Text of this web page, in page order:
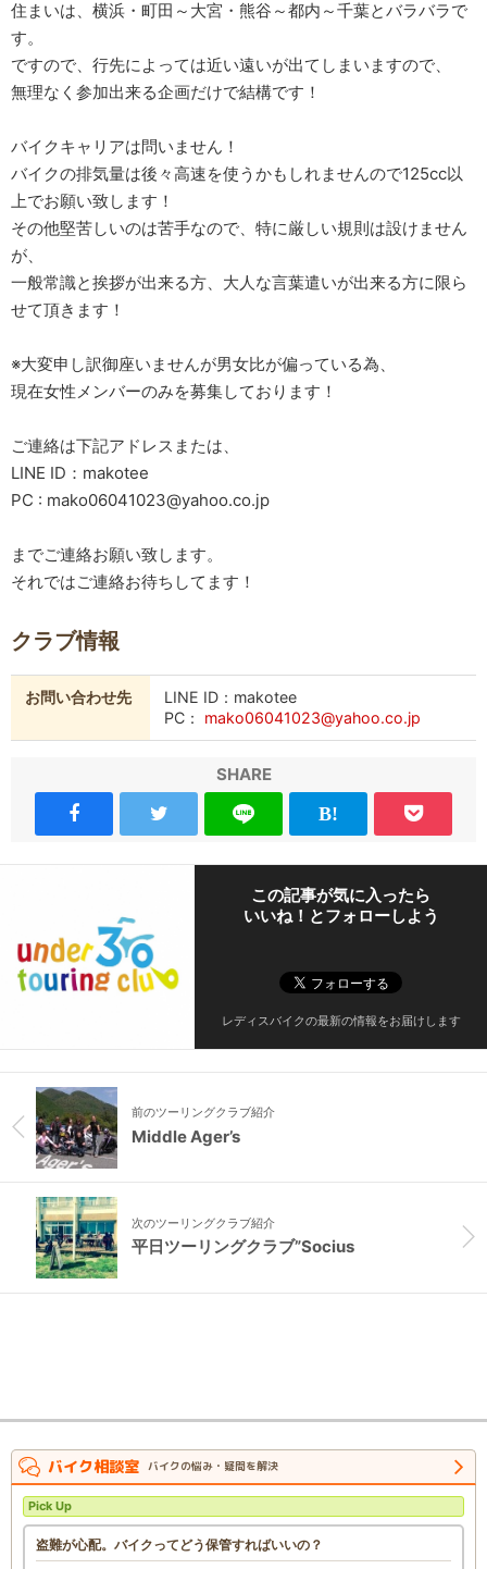
住まいは、横浜・町田～大宮・熊谷～都内～千葉とバラバラで
す。
ですので、行先によっては近い遠いが出てしまいますので、
無理なく参加出来る企画だけで結構です！
バイクキャリアは問いません！
バイクの排気量は後々高速を使うかもしれませんので125cc以
上でお願い致します！
その他堅苦しいのは苦手なので、特に厳しい規則は設けません
が、
一般常識と挨拶が出来る方、大人な言葉遣いが出来る方に限ら
せて頂きます！
※大変申し訳御座いませんが男女比が偏っている為、
現在女性メンバーのみを募集しております！
ご連絡は下記アドレスまたは、
LINE ID：makotee
PC : mako06041023@yahoo.co.jp
までご連絡お願い致します。
それではご連絡お待ちしてます！
クラブ情報
お問い合わせ先
LINE ID：makotee
PC：
mako06041023@yahoo.co.jp
SHARE
この記事が気に入ったら
いいね！とフォローしよう
レディスバイクの最新の情報をお届けします
前のツーリングクラブ紹介
Middle Ager’s
次のツーリングクラブ紹介
平日ツーリングクラブ”Socius
バイク相談室 バイクの悩み・疑問を解決
Pick Up
盗難が心配。バイクってどう保管すればいいの？